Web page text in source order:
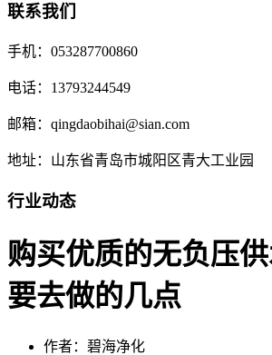
联系我们
手机：053287700860
电话：13793244549
邮箱：qingdaobihai@sian.com
地址：山东省青岛市城阳区青大工业园
行业动态
购买优质的无负压
要去做的几点
作者：碧海净化